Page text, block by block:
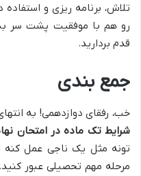
تلاش، برنامه ریزی و
رو هم با موفقیت پشت سر
قدم بردارید.
جمع بندی
خب، رفقای دوازدهمی! به
شرایط تک ماده در امتحان
تونه مثل یک ناجی عمل کنه